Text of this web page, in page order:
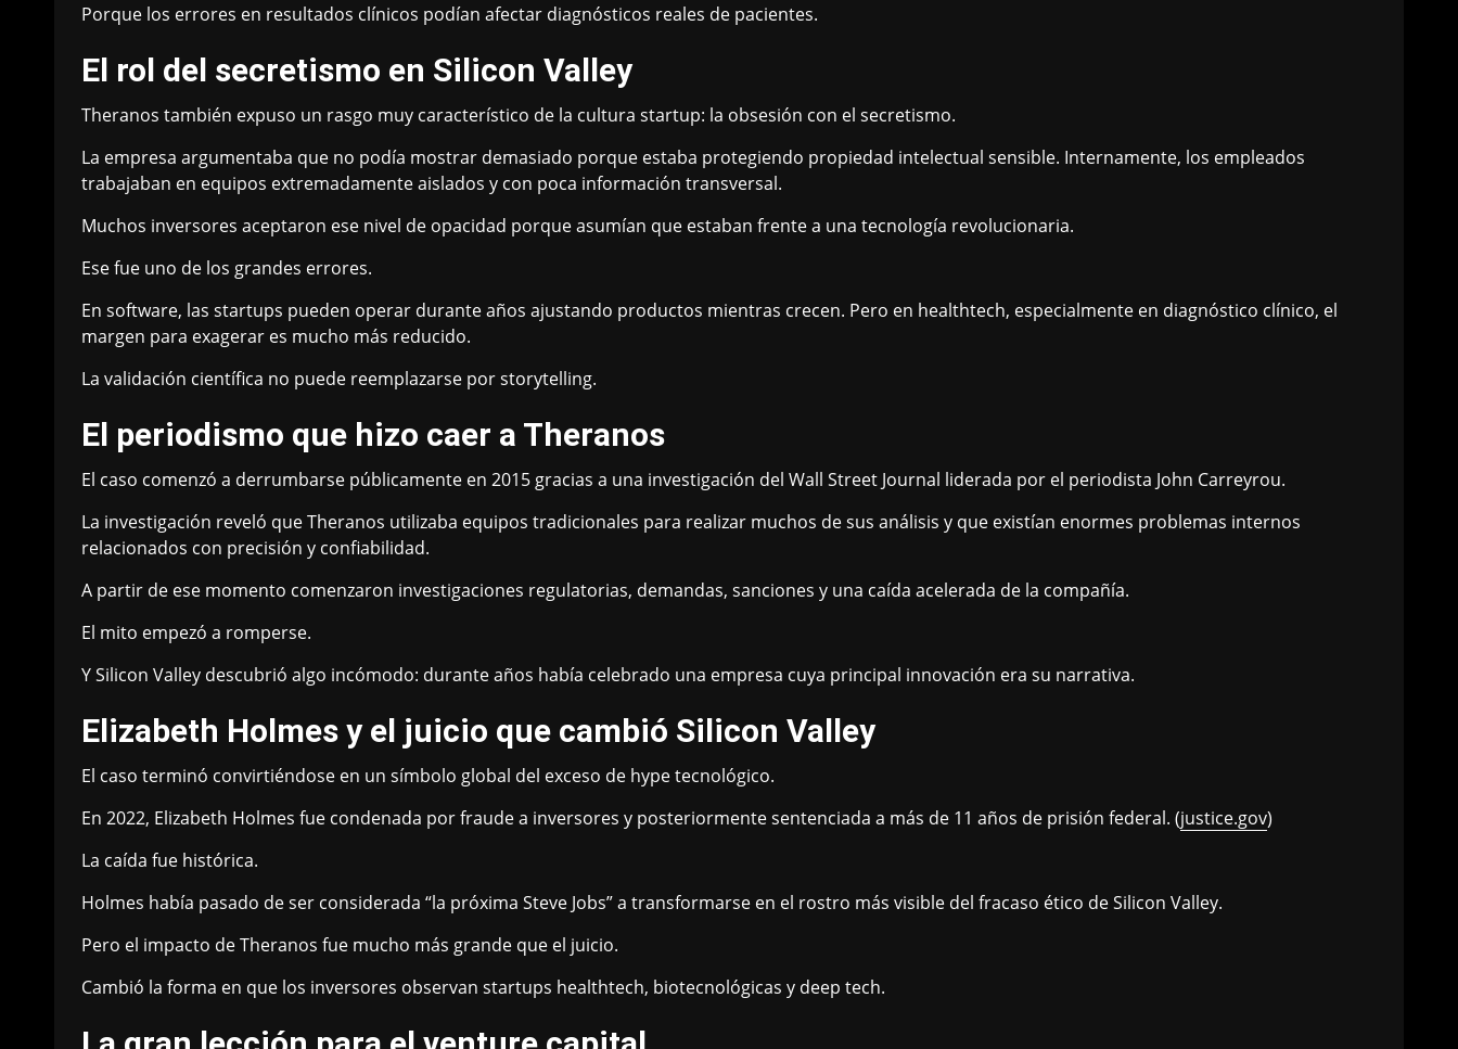
Porque los errores en resultados clínicos podían afectar diagnósticos reales de pacientes.
El rol del secretismo en Silicon Valley
Theranos también expuso un rasgo muy característico de la cultura startup: la obsesión con el secretismo.
La empresa argumentaba que no podía mostrar demasiado porque estaba protegiendo propiedad intelectual sensible. Internamente, los empleados
trabajaban en equipos extremadamente aislados y con poca información transversal.
Muchos inversores aceptaron ese nivel de opacidad porque asumían que estaban frente a una tecnología revolucionaria.
Ese fue uno de los grandes errores.
En software, las startups pueden operar durante años ajustando productos mientras crecen. Pero en healthtech, especialmente en diagnóstico clínico, el
margen para exagerar es mucho más reducido.
La validación científica no puede reemplazarse por storytelling.
El periodismo que hizo caer a Theranos
El caso comenzó a derrumbarse públicamente en 2015 gracias a una investigación del Wall Street Journal liderada por el periodista John Carreyrou.
La investigación reveló que Theranos utilizaba equipos tradicionales para realizar muchos de sus análisis y que existían enormes problemas internos
relacionados con precisión y confiabilidad.
A partir de ese momento comenzaron investigaciones regulatorias, demandas, sanciones y una caída acelerada de la compañía.
El mito empezó a romperse.
Y Silicon Valley descubrió algo incómodo: durante años había celebrado una empresa cuya principal innovación era su narrativa.
Elizabeth Holmes y el juicio que cambió Silicon Valley
El caso terminó convirtiéndose en un símbolo global del exceso de hype tecnológico.
En 2022, Elizabeth Holmes fue condenada por fraude a inversores y posteriormente sentenciada a más de 11 años de prisión federal. (justice.gov)
La caída fue histórica.
Holmes había pasado de ser considerada “la próxima Steve Jobs” a transformarse en el rostro más visible del fracaso ético de Silicon Valley.
Pero el impacto de Theranos fue mucho más grande que el juicio.
Cambió la forma en que los inversores observan startups healthtech, biotecnológicas y deep tech.